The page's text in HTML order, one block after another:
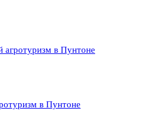
агротуризм в Пунтоне